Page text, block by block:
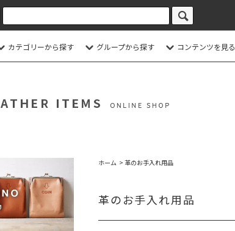
カテゴリーから探す グループから探す コンテンツを見る
ホーム > 革のお手入れ用品
革のお手入れ用品